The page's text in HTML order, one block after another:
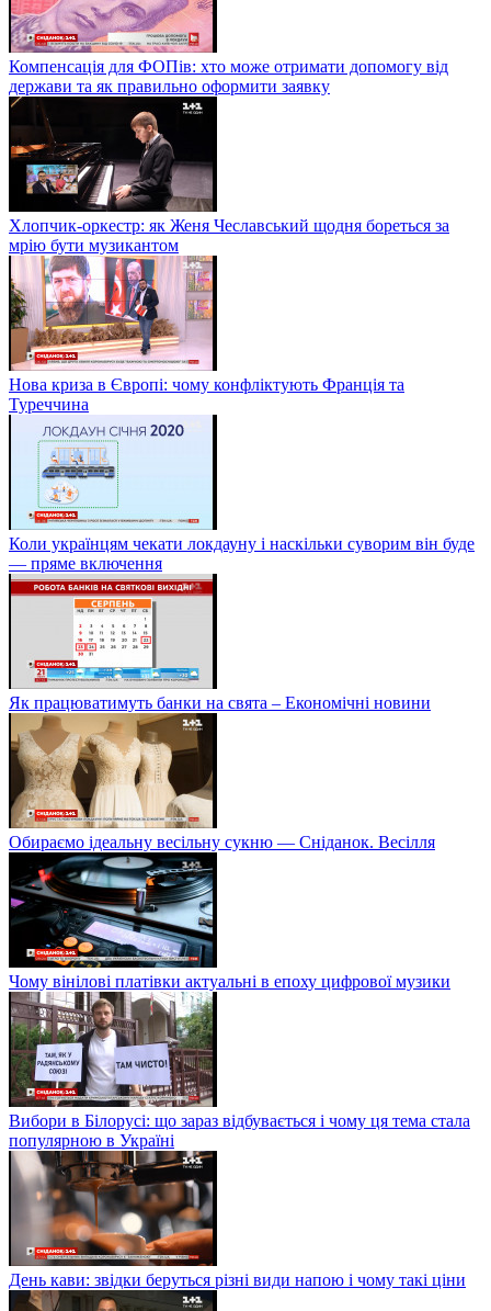
Компенсація для ФОПів: хто може отримати допомогу від
держави та як правильно оформити заявку
Хлопчик-оркестр: як Женя Чеславський щодня бореться за
мрію бути музикантом
Нова криза в Європі: чому конфліктують Франція та
Туреччина
Коли українцям чекати локдауну і наскільки суворим він буде
— пряме включення
Як працюватимуть банки на свята – Економічні новини
Обираємо ідеальну весільну сукню — Сніданок. Весілля
Чому вінілові платівки актуальні в епоху цифрової музики
Вибори в Білорусі: що зараз відбувається і чому ця тема стала
популярною в Україні
День кави: звідки беруться різні види напою і чому такі ціни